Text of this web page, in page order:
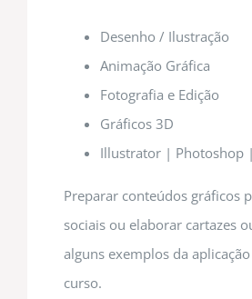
Desenho / Ilustração
Animação Gráfica
Fotografia e Edição
Gráficos 3D
Illustrator | Photoshop
Preparar conteúdos gráficos
sociais ou elaborar cartazes
alguns exemplos da
curso.